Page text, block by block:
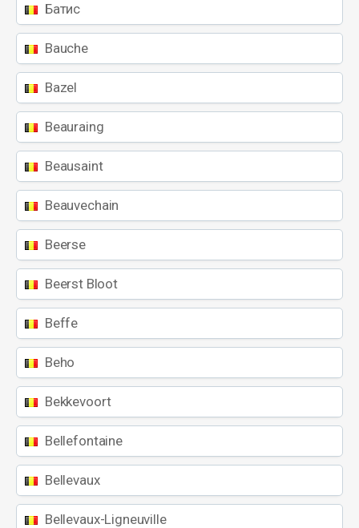
Батис
Bauche
Bazel
Beauraing
Beausaint
Beauvechain
Beerse
Beerst Bloot
Beffe
Beho
Bekkevoort
Bellefontaine
Bellevaux
Bellevaux-Ligneuville